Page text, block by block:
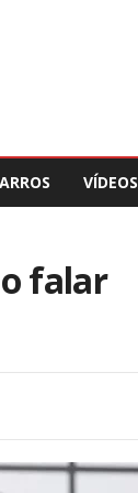
VÍDEOS
falar